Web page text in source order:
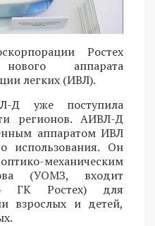
Ростех
аппарата
легких (ИВЛ).
Д уже поступила
регионов. АИВЛ-Д
аппаратом ИВЛ
использования. Он
механическим
(УОМЗ, входит
ГК Ростех) для
взрослых и детей,